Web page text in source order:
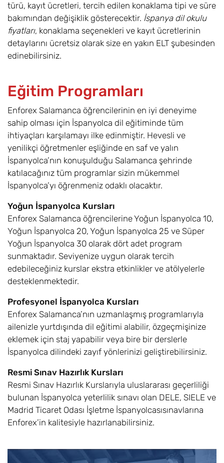
türü, kayıt ücretleri, tercih edilen konaklama tipi ve süre
bakımından değişiklik gösterecektir. İspanya dil okulu
fiyatları, konaklama seçenekleri ve kayıt ücretlerinin
detaylarını ücretsiz olarak size en yakın ELT şubesinden
edinebilirsiniz.
Eğitim Programları
Enforex Salamanca öğrencilerinin en iyi deneyime
sahip olması için İspanyolca dil eğitiminde tüm
ihtiyaçları karşılamayı ilke edinmiştir. Hevesli ve
yenilikçi öğretmenler eşliğinde en saf ve yalın
İspanyolca’nın konuşulduğu Salamanca şehrinde
katılacağınız tüm programlar sizin mükemmel
İspanyolca’yı öğrenmeniz odaklı olacaktır.
Yoğun İspanyolca Kursları
Enforex Salamanca öğrencilerine Yoğun İspanyolca 10,
Yoğun İspanyolca 20, Yoğun İspanyolca 25 ve Süper
Yoğun İspanyolca 30 olarak dört adet program
sunmaktadır. Seviyenize uygun olarak tercih
edebileceğiniz kurslar ekstra etkinlikler ve atölyelerle
desteklenmektedir.
Profesyonel İspanyolca Kursları
Enforex Salamanca’nın uzmanlaşmış programlarıyla
ailenizle yurtdışında dil eğitimi alabilir, özgeçmişinize
eklemek için staj yapabilir veya bire bir derslerle
İspanyolca dilindeki zayıf yönlerinizi geliştirebilirsiniz.
Resmi Sınav Hazırlık Kursları
Resmi Sınav Hazırlık Kurslarıyla uluslararası geçerliliği
bulunan İspanyolca yeterlilik sınavı olan DELE, SIELE ve
Madrid Ticaret Odası İşletme İspanyolcasısınavlarına
Enforex’in kalitesiyle hazırlanabilirsiniz.